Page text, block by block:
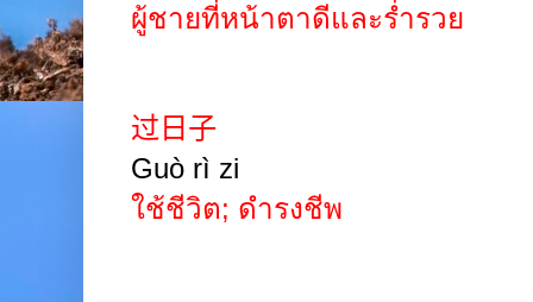
ผู้ชายที่หน้าตาดีและร่ำรวย
过日子
Guò rì zi
ใช้ชีวิต; ดำรงชีพ